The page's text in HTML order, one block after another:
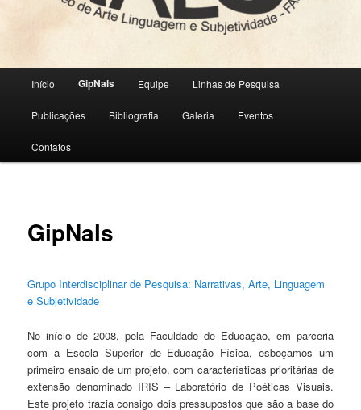
principal
Início GipNals Equipe Linhas de Pesquisa
Publicações Bibliografia Galeria Eventos
Contatos
GipNals
Grupo Interdisciplinar de Pesquisa: Narrativas, Arte, Linguagem
e Subjetividade
No início de 2008, pela Faculdade de Educação, em parceria
com a Escola Superior de Educação Física, esboçamos um
primeiro ensaio de um projeto, com características prioritárias de
extensão denominado IRIS – Laboratório de Poéticas Visuais.
Este projeto trazia consigo dois pressupostos que são a base do